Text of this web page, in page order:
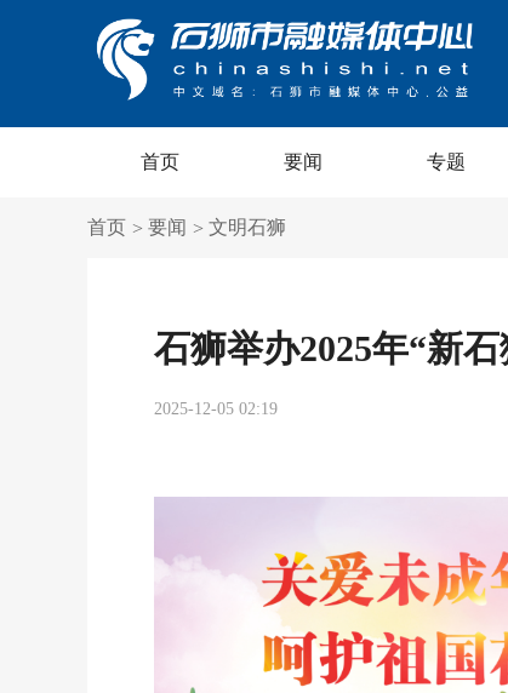
首页 要闻 专题
首页 > 要闻 > 文明石狮
石狮举办2025年“新
2025-12-05 02:19